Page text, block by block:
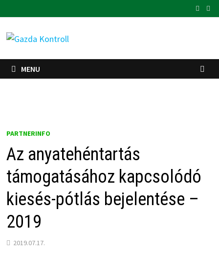
to
content
MENU
PARTNERINFO
Az anyatehéntartás
támogatásához kapcsolódó
kiesés-pótlás bejelentése –
2019
2019.07.17.